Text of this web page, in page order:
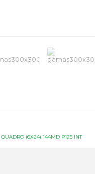
QUADRO (6X24) 144MD P125 INT